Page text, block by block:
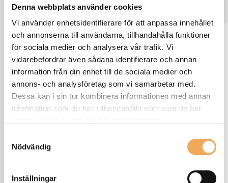
Denna webbplats använder cookies
Vi använder enhetsidentifierare för att anpassa innehållet
och annonserna till användarna, tillhandahålla funktioner
för sociala medier och analysera vår trafik. Vi
vidarebefordrar även sådana identifierare och annan
information från din enhet till de sociala medier och
annons- och analysföretag som vi samarbetar med.
Dessa kan i sin tur kombinera informationen med annan
information som du har tillhandahållit eller som de har
Nödvändig
Inställningar